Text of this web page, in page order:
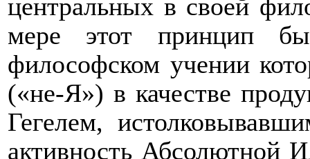
центральных в своей
мере этот принцип
философском учении
(«не-Я») в качестве
Гегелем,
активность Абсолютной